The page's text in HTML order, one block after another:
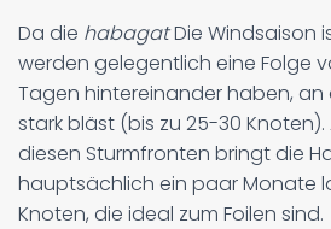
Da die habagatDie Windsaison
werden gelegentlich eine Folge
Tagen hintereinander haben, an
stark bläst (bis zu 25-30
diesen Sturmfronten bringt die
hauptsächlich ein paar Monate
Knoten, die ideal zum Foilen sind.